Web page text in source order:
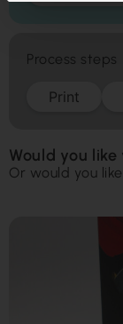
Process steps
Print
Would you
Or would you